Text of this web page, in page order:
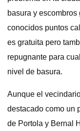
basura y
conocidos puntos
es gratuita pero
repugnante para
nivel de basura.
Aunque el
destacado como un
de Portola y Bernal